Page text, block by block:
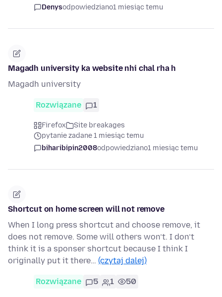
Denysodpowiedziano1 miesiąc temu
Magadh university ka website nhi chal rha h
Magadh university
Rozwiązane 1
Firefox
Site breakages
pytanie zadane 1 miesiąc temu
biharibipin2008odpowiedziano1 miesiąc temu
Shortcut on home screen will not remove
When I long press shortcut and choose remove, it
does not remove. Some will others won’t. I don’t
think it is a sponser shortcut because I think I
originally put it there… (czytaj dalej)
Rozwiązane 5 1 50